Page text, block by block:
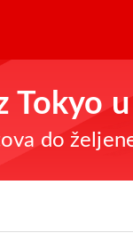
Tokyo
do